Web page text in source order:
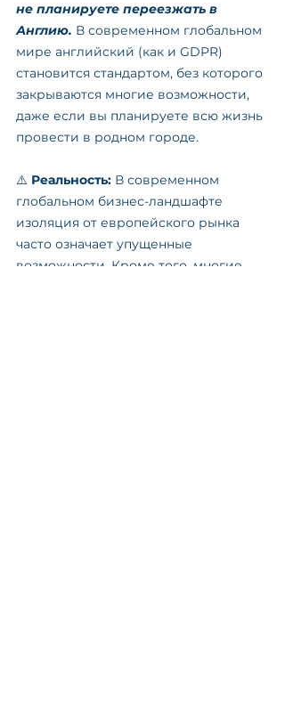
не планируете переезжать в
Англию. В современном глобальном
мире английский (как и GDPR)
становится стандартом, без которого
закрываются многие возможности,
даже если вы планируете всю жизнь
провести в родном городе.
⚠️ Реальность: В современном
глобальном бизнес-ландшафте
изоляция от европейского рынка
часто означает упущенные
возможности. Кроме того, многие